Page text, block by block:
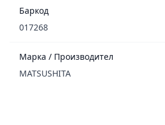
Баркод
017268
Марка / Производител
MATSUSHITA